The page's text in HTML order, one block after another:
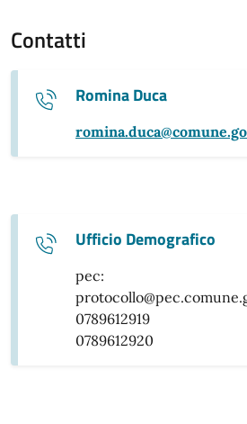
Contatti
Romina Duca
Ufficio Demografico
pec:
0789612919
0789612920